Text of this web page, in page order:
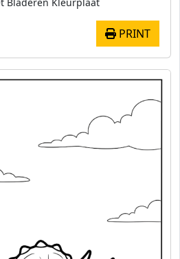
Bladeren Kleurplaat
PRINT